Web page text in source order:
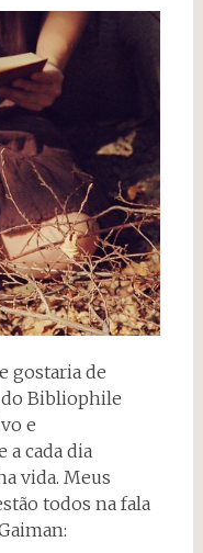
gostaria de
do Bibliophile
e
a cada dia
vida. Meus
todos na fala